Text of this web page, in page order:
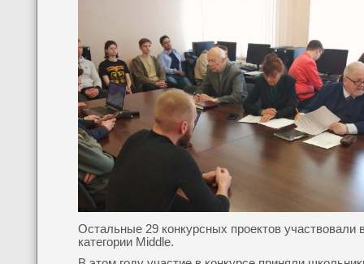
Остальные 29 конкурсных проектов участвовали
категории Middle.